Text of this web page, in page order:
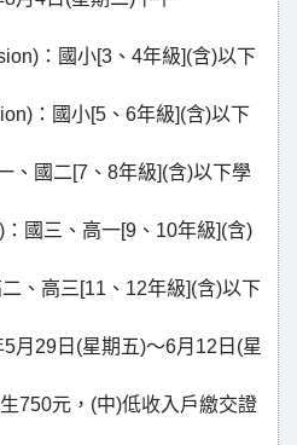
：國小[3、4年級](含)以下
：國小[5、6年級](含)以下
、國二[7、8年級](含)以下學
國三、高一[9、10年級](含)
、高三[11、12年級](含)以下
29日(星期五)～6月12日(星
750元，(中)低收入戶繳交證